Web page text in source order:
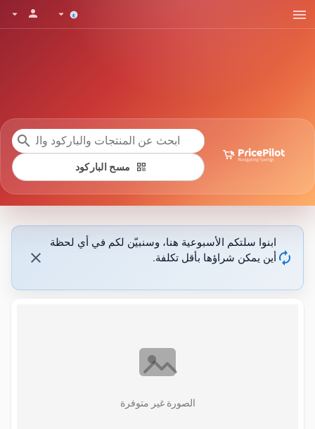
menu
arrow_drop_down
person
arrow_drop_down
search
qr_code مسح الباركود
autorenew
ابنوا سلتكم الأسبوعية هنا، وسنبيّن لكم في أي لحظة
أين يمكن شراؤها بأقل تكلفة.
close
الصورة غير متوفرة